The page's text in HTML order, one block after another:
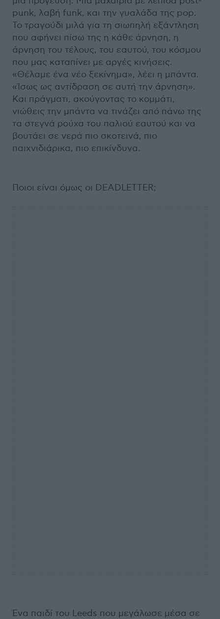
punk, λαβή funk, και την γυαλάδα της pop.
Το τραγούδι μιλά για τη σιωπηλή εξάντληση
που αφήνει πίσω της η κάθε άρνηση, η
άρνηση του τέλους, του εαυτού, του κόσμου
που μας καταπίνει με αργές κινήσεις.
«Θέλαμε ένα νέο ξεκίνημα», λέει η μπάντα.
«Ίσως ως αντίδραση σε αυτή την άρνηση».
Και πράγματι, ακούγοντας το κομμάτι,
νιώθεις την μπάντα να τινάζει από πάνω της
τα στεγνά ρούχα του παλιού εαυτού και να
βουτάει σε νερά πιο σκοτεινά, πιο
παιχνιδιάρικα, πιο επικίνδυνα.
Ποιοι είναι όμως οι DEADLETTER;
Ένα παιδί του Leeds που μεγάλωσε μέσα σε